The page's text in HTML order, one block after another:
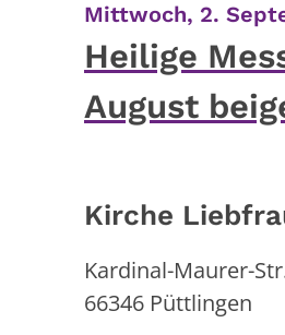
Mittwoch, 2.
Heilige
August
Kirche
Kardinal-Maurer-
66346 Püttlingen